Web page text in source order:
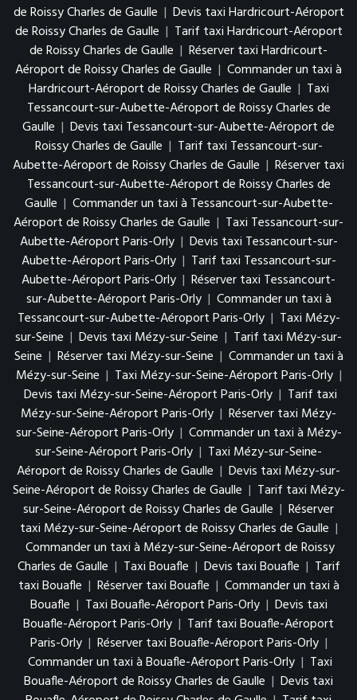
de Roissy Charles de Gaulle | Devis taxi Hardricourt-Aéroport
de Roissy Charles de Gaulle | Tarif taxi Hardricourt-Aéroport
de Roissy Charles de Gaulle | Réserver taxi Hardricourt-
Aéroport de Roissy Charles de Gaulle | Commander un taxi à
Hardricourt-Aéroport de Roissy Charles de Gaulle | Taxi
Tessancourt-sur-Aubette-Aéroport de Roissy Charles de
Gaulle | Devis taxi Tessancourt-sur-Aubette-Aéroport de
Roissy Charles de Gaulle | Tarif taxi Tessancourt-sur-
Aubette-Aéroport de Roissy Charles de Gaulle | Réserver taxi
Tessancourt-sur-Aubette-Aéroport de Roissy Charles de
Gaulle | Commander un taxi à Tessancourt-sur-Aubette-
Aéroport de Roissy Charles de Gaulle | Taxi Tessancourt-sur-
Aubette-Aéroport Paris-Orly | Devis taxi Tessancourt-sur-
Aubette-Aéroport Paris-Orly | Tarif taxi Tessancourt-sur-
Aubette-Aéroport Paris-Orly | Réserver taxi Tessancourt-
sur-Aubette-Aéroport Paris-Orly | Commander un taxi à
Tessancourt-sur-Aubette-Aéroport Paris-Orly | Taxi Mézy-
sur-Seine | Devis taxi Mézy-sur-Seine | Tarif taxi Mézy-sur-
Seine | Réserver taxi Mézy-sur-Seine | Commander un taxi à
Mézy-sur-Seine | Taxi Mézy-sur-Seine-Aéroport Paris-Orly |
Devis taxi Mézy-sur-Seine-Aéroport Paris-Orly | Tarif taxi
Mézy-sur-Seine-Aéroport Paris-Orly | Réserver taxi Mézy-
sur-Seine-Aéroport Paris-Orly | Commander un taxi à Mézy-
sur-Seine-Aéroport Paris-Orly | Taxi Mézy-sur-Seine-
Aéroport de Roissy Charles de Gaulle | Devis taxi Mézy-sur-
Seine-Aéroport de Roissy Charles de Gaulle | Tarif taxi Mézy-
sur-Seine-Aéroport de Roissy Charles de Gaulle | Réserver
taxi Mézy-sur-Seine-Aéroport de Roissy Charles de Gaulle |
Commander un taxi à Mézy-sur-Seine-Aéroport de Roissy
Charles de Gaulle | Taxi Bouafle | Devis taxi Bouafle | Tarif
taxi Bouafle | Réserver taxi Bouafle | Commander un taxi à
Bouafle | Taxi Bouafle-Aéroport Paris-Orly | Devis taxi
Bouafle-Aéroport Paris-Orly | Tarif taxi Bouafle-Aéroport
Paris-Orly | Réserver taxi Bouafle-Aéroport Paris-Orly |
Commander un taxi à Bouafle-Aéroport Paris-Orly | Taxi
Bouafle-Aéroport de Roissy Charles de Gaulle | Devis taxi